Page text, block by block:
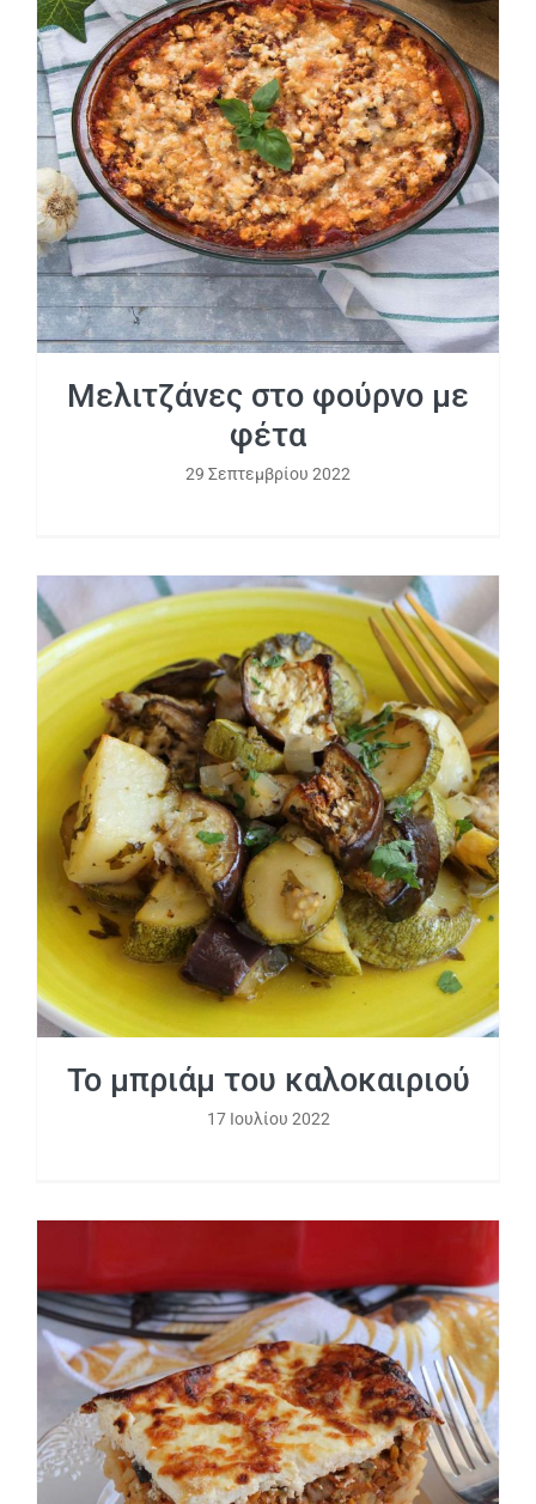
Μελιτζάνες στο φούρνο με φέτα
Μελιτζάνες στο φούρνο με
φέτα
29 Σεπτεμβρίου 2022
Το μπριάμ του καλοκαιριού
Το μπριάμ του καλοκαιριού
17 Ιουλίου 2022
Παστίτσιο με λαχανικά και μπεσαμέλ
γιαουρτιού